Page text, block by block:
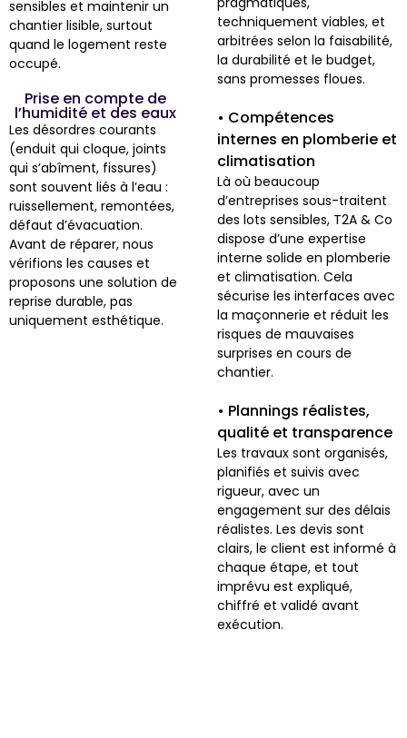
sensibles et maintenir un
chantier lisible, surtout
quand le logement reste
occupé.
Prise en compte de
l’humidité et des eaux
Les désordres courants
(enduit qui cloque, joints
qui s’abîment, fissures)
sont souvent liés à l’eau :
ruissellement, remontées,
défaut d’évacuation.
Avant de réparer, nous
vérifions les causes et
proposons une solution de
reprise durable, pas
uniquement esthétique.
techniquement viables, et
arbitrées selon la faisabilité,
la durabilité et le budget,
sans promesses floues.
• Compétences
internes en plomberie et
climatisation
Là où beaucoup
d’entreprises sous-traitent
des lots sensibles, T2A & Co
dispose d’une expertise
interne solide en plomberie
et climatisation. Cela
sécurise les interfaces avec
la maçonnerie et réduit les
risques de mauvaises
surprises en cours de
chantier.
• Plannings réalistes,
qualité et transparence
Les travaux sont organisés,
planifiés et suivis avec
rigueur, avec un
engagement sur des délais
réalistes. Les devis sont
clairs, le client est informé à
chaque étape, et tout
imprévu est expliqué,
chiffré et validé avant
exécution.